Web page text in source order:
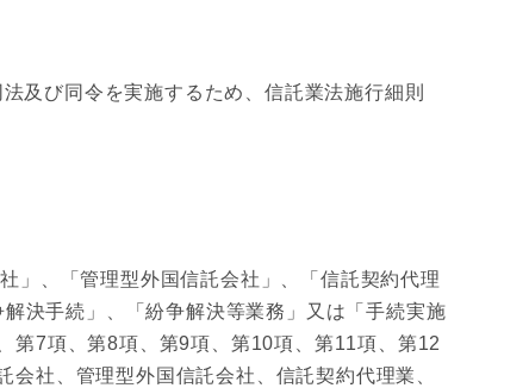
及び同令を実施するため、信託業法施行細則
」、「管理型外国信託会社」、「信託契約代理
決手続」、「紛争解決等業務」又は「手続実施
第7項、第8項、第9項、第10項、第11項、第12
社、管理型外国信託会社、信託契約代理業、